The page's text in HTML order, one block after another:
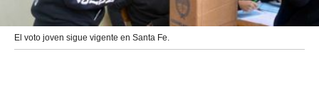
El voto joven sigue vigente en Santa Fe.